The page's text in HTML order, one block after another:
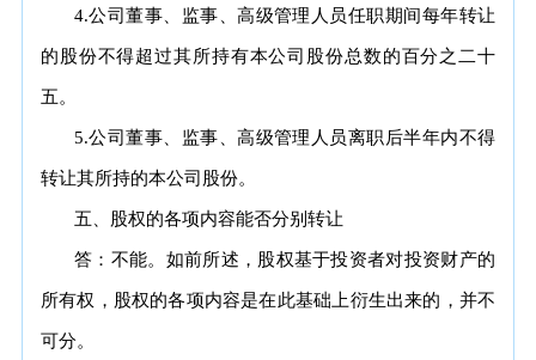
4.公司董事、监事、高级管理人员任职期间每年转让
的股份不得超过其所持有本公司股份总数的百分之二十
五。
5.公司董事、监事、高级管理人员离职后半年内不得
转让其所持的本公司股份。
五、股权的各项内容能否分别转让
答：不能。如前所述，股权基于投资者对投资财产的
所有权，股权的各项内容是在此基础上衍生出来的，并不
可分。